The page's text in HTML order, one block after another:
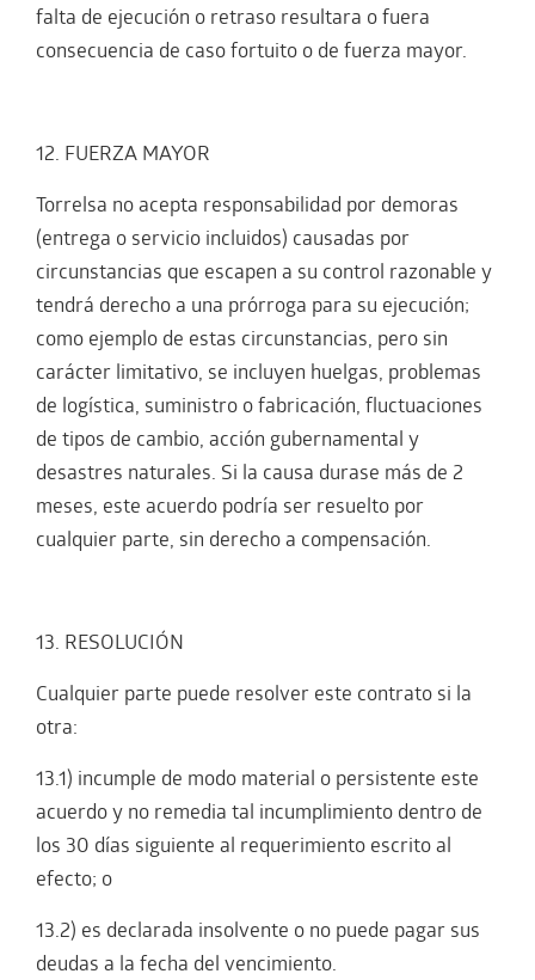
falta de ejecución o retraso resultara o fuera
consecuencia de caso fortuito o de fuerza mayor.
12. FUERZA MAYOR
Torrelsa no acepta responsabilidad por demoras
(entrega o servicio incluidos) causadas por
circunstancias que escapen a su control razonable y
tendrá derecho a una prórroga para su ejecución;
como ejemplo de estas circunstancias, pero sin
carácter limitativo, se incluyen huelgas, problemas
de logística, suministro o fabricación, fluctuaciones
de tipos de cambio, acción gubernamental y
desastres naturales. Si la causa durase más de 2
meses, este acuerdo podría ser resuelto por
cualquier parte, sin derecho a compensación.
13. RESOLUCIÓN
Cualquier parte puede resolver este contrato si la
otra:
13.1) incumple de modo material o persistente este
acuerdo y no remedia tal incumplimiento dentro de
los 30 días siguiente al requerimiento escrito al
efecto; o
13.2) es declarada insolvente o no puede pagar sus
deudas a la fecha del vencimiento.